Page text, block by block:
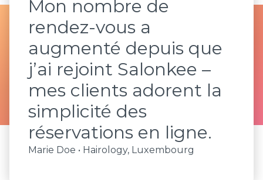
Mon nombre de
rendez-vous a
augmenté depuis que
j’ai rejoint Salonkee –
mes clients adorent la
simplicité des
réservations en ligne.
Marie Doe • Hairology, Luxembourg